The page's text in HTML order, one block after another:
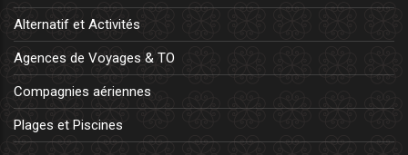
Alternatif et Activités
Agences de Voyages & TO
Compagnies aériennes
Plages et Piscines